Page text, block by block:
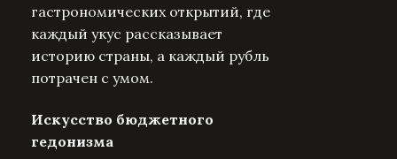
гастрономических открытий, где
каждый укус рассказывает
историю страны, а каждый рубль
потрачен с умом.
Искусство бюджетного
гедонизма